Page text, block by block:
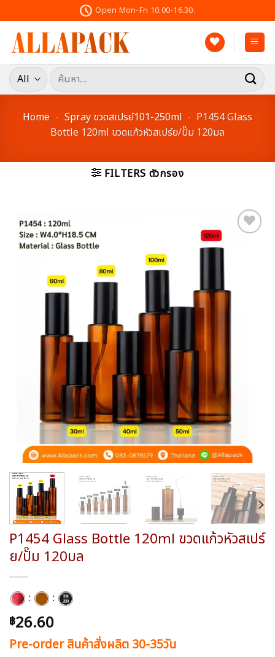
to
content
Open Mon-Fri 10.00-16.30.
ค้นหา:
Home - Spray ขวดสเปรย์101-250ml - P1454 Glass
Bottle 120ml ขวดแก้วหัวสเปร์ย/ปั๊ม 120มล
FILTERS ตัวกรอง
P1454 Glass Bottle 120ml ขวดแก้วหัวสเปร์
ย/ปั๊ม 120มล
: :
฿26.60
Pre-order สินค้าสั่งผลิต 30-35วัน